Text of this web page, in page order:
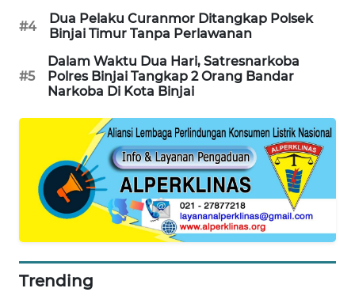
#4
Dua Pelaku Curanmor Ditangkap Polsek
Binjai Timur Tanpa Perlawanan
#5
Dalam Waktu Dua Hari, Satresnarkoba
Polres Binjai Tangkap 2 Orang Bandar
Narkoba Di Kota Binjai
Trending
KRT
NEWS
KARING
NEWS
HUMBANG
NEWS
NEWS